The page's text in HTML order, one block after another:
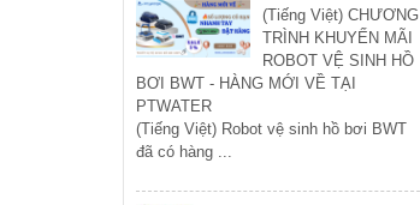
(Tiếng Việt) CHƯƠNG
TRÌNH KHUYẾN MÃI
ROBOT VỆ SINH HỒ
BƠI BWT - HÀNG MỚI VỀ TẠI
PTWATER
(Tiếng Việt) Robot vệ sinh hồ bơi BWT
đã có hàng ...